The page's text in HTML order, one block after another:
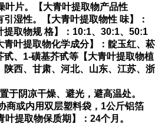
片。
【大青叶提取物产品性
湿性。
【大青叶提取物性 味】：
提取物规 格】：10:1、30:1、50:1
青叶提取物化学成分】：靛玉红、菘
甙、1-磺基芥甙等 【大青叶提取物植
西、甘肃、河北、山东、江苏、浙
于阴凉干燥、避光，避高温处。
商或内用双层塑料袋，1公斤铝箔
叶提取物保质期】：24个月。